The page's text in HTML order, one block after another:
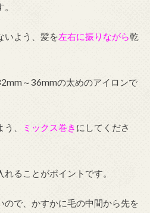
いよう、髪を左右に振りながら乾
～36mmの太めのアイロンで
、 ミックス巻き にしてくださ
ることがポイントです。
ので、かすかに毛の中間から先を